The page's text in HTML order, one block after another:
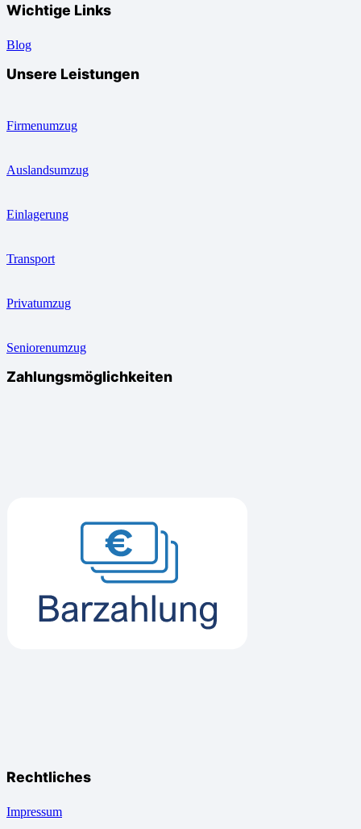
Wichtige Links
Blog
Unsere Leistungen
Firmenumzug
Auslandsumzug
Einlagerung
Transport
Privatumzug
Seniorenumzug
Zahlungsmöglichkeiten
Rechtliches
Impressum